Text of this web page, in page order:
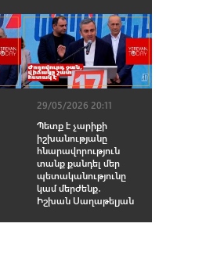
29/05/2026 20:11
Պետք է չարիքի
իշխանությանը
հնարավորություն
տանք քանդել մեր
պետականությունը
կամ մերժենք․
Իշխան Սաղաթելյան